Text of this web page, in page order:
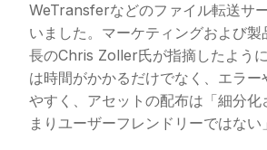
WeTransferなどのファイル転送サ
いました。マーケティングおよび製
長のChris Zoller氏が指摘したよう
は時間がかかるだけでなく、エラー
やすく、アセットの配布は「細分化
まりユーザーフレンドリーではない